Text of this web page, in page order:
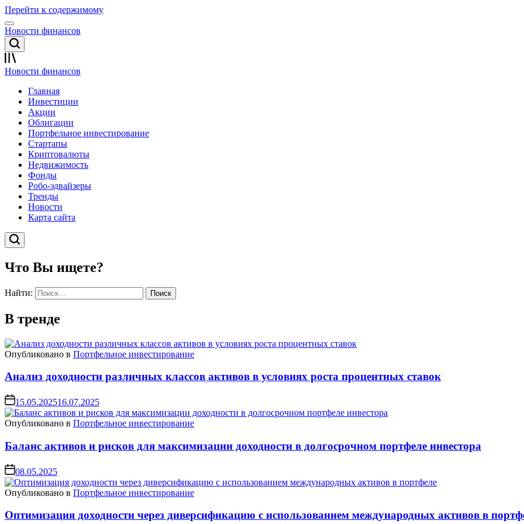
Перейти к содержимому
Новости финансов
Новости финансов
Главная
Инвестиции
Акции
Облигации
Портфельное инвестирование
Стартапы
Криптовалюты
Недвижимость
Фонды
Робо-эдвайзеры
Тренды
Новости
Карта сайта
Что Вы ищете?
Найти:
В тренде
Опубликовано в Портфельное инвестирование
Анализ доходности различных классов активов в условиях роста процентных ставок
15.05.202516.07.2025
Опубликовано в Портфельное инвестирование
Баланс активов и рисков для максимизации доходности в долгосрочном портфеле инвестора
08.05.2025
Опубликовано в Портфельное инвестирование
Оптимизация доходности через диверсификацию с использованием международных активов в